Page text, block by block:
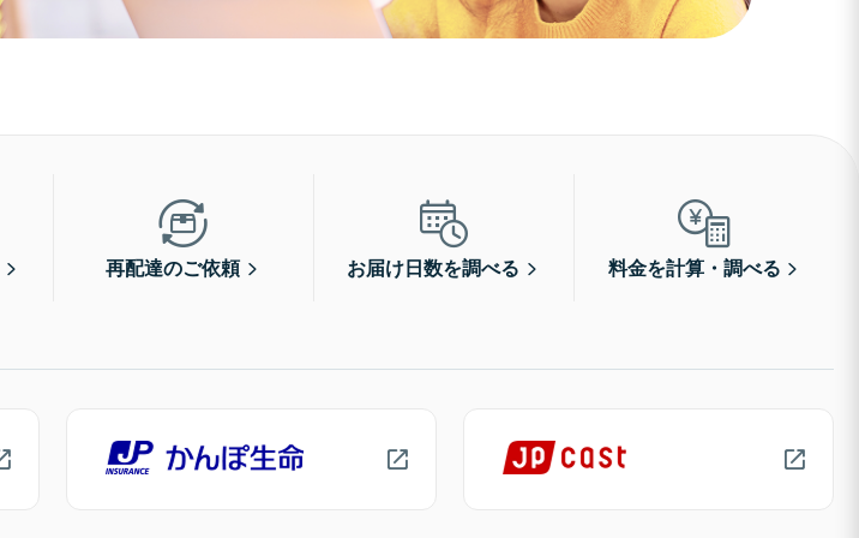
再配達のご依頼 お届け日数を調べる 料金を計算・調べる